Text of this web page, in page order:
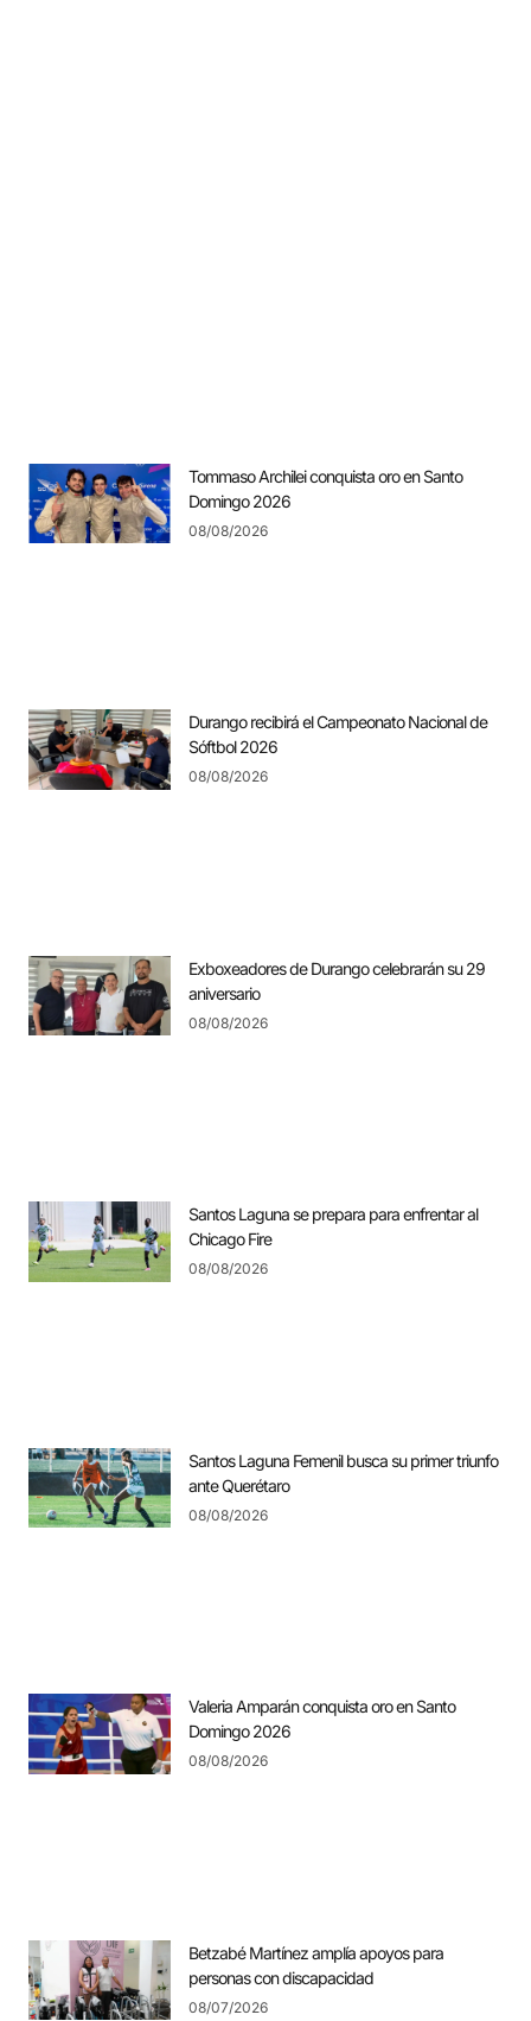
Tommaso Archilei conquista oro en Santo
Domingo 2026
08/08/2026
Durango recibirá el Campeonato Nacional de
Sóftbol 2026
08/08/2026
Exboxeadores de Durango celebrarán su 29
aniversario
08/08/2026
Santos Laguna se prepara para enfrentar al
Chicago Fire
08/08/2026
Santos Laguna Femenil busca su primer triunfo
ante Querétaro
08/08/2026
Valeria Amparán conquista oro en Santo
Domingo 2026
08/08/2026
Betzabé Martínez amplía apoyos para
personas con discapacidad
08/07/2026